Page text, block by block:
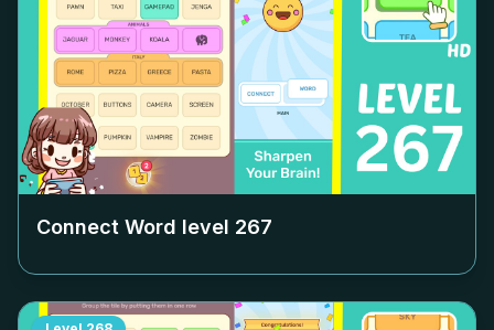
Connect Word level 267